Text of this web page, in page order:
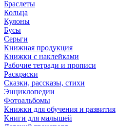
Браслеты
Кольца
Кулоны
Бусы
Серьги
Книжная продукция
Книжки с наклейками
Рабочие тетради и прописи
Раскраски
Сказки, рассказы, стихи
Энциклопедии
Фотоальбомы
Книжки для обучения и развития
Книги для малышей